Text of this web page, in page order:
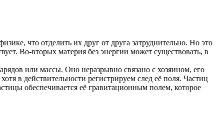
что отделить их друг от друга затруднительно. Но это
Во-вторых материя без энергии может существовать, в
или массы. Оно неразрывно связано с хозяином, его
в действительности регистрируем след её поля. Частиц
обеспечивается её гравитационным полем, которое